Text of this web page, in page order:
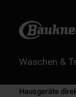
Waschen &
Hausgeräte